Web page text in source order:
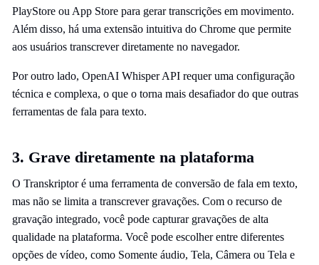
PlayStore ou App Store para gerar transcrições em movimento.
Além disso, há uma extensão intuitiva do Chrome que permite
aos usuários transcrever diretamente no navegador.
Por outro lado, OpenAI Whisper API requer uma configuração
técnica e complexa, o que o torna mais desafiador do que outras
ferramentas de fala para texto.
3. Grave diretamente na plataforma
O Transkriptor é uma ferramenta de conversão de fala em texto,
mas não se limita a transcrever gravações. Com o recurso de
gravação integrado, você pode capturar gravações de alta
qualidade na plataforma. Você pode escolher entre diferentes
opções de vídeo, como Somente áudio, Tela, Câmera ou Tela e